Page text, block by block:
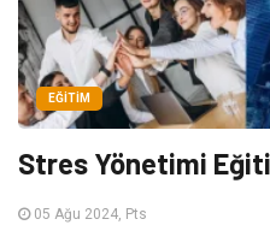
EĞITIM
Stres Yönetimi
05 Ağu 2024, Pts